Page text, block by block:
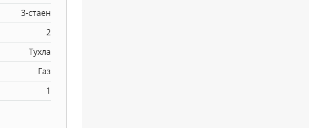
3-стаен
2
Тухла
Газ
1